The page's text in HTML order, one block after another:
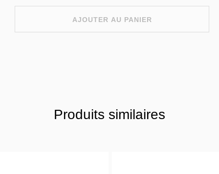
AJOUTER AU PANIER
Produits similaires